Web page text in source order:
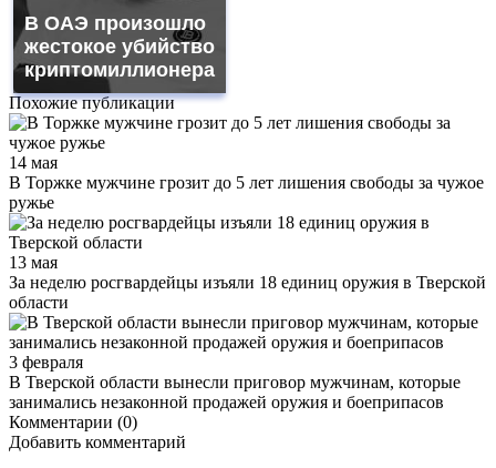
В ОАЭ произошло
жестокое убийство
криптомиллионера
Похожие публикации
14 мая
В Торжке мужчине грозит до 5 лет лишения свободы за чужое
ружье
13 мая
За неделю росгвардейцы изъяли 18 единиц оружия в Тверской
области
3 февраля
В Тверской области вынесли приговор мужчинам, которые
занимались незаконной продажей оружия и боеприпасов
Комментарии (0)
Добавить комментарий